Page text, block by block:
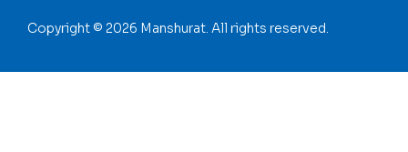
Copyright © 2026 Manshurat. All rights reserved.